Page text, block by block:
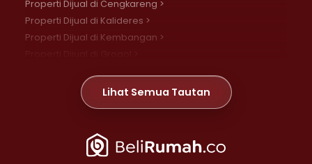
Properti Dijual di Cengkareng >
Properti Dijual di Kalideres >
Properti Dijual di Kembangan >
Properti Dijual di Meruya >
Properti Dijual di Jelambar >
Properti Dijual di Jakarta Pusat >
Lihat Semua Tautan